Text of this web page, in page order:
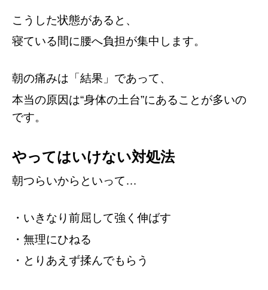
こうした状態があると、
寝ている間に腰へ負担が集中します。
朝の痛みは「結果」であって、
本当の原因は“身体の土台”にあることが多いの
です。
やってはいけない対処法
朝つらいからといって…
・いきなり前屈して強く伸ばす
・無理にひねる
・とりあえず揉んでもらう